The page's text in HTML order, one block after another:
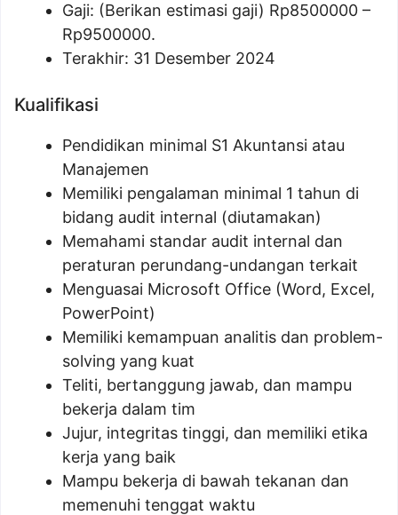
Gaji: (Berikan estimasi gaji) Rp8500000 –
Rp9500000.
Terakhir: 31 Desember 2024
Kualifikasi
Pendidikan minimal S1 Akuntansi atau
Manajemen
Memiliki pengalaman minimal 1 tahun di
bidang audit internal (diutamakan)
Memahami standar audit internal dan
peraturan perundang-undangan terkait
Menguasai Microsoft Office (Word, Excel,
PowerPoint)
Memiliki kemampuan analitis dan problem-
solving yang kuat
Teliti, bertanggung jawab, dan mampu
bekerja dalam tim
Jujur, integritas tinggi, dan memiliki etika
kerja yang baik
Mampu bekerja di bawah tekanan dan
memenuhi tenggat waktu